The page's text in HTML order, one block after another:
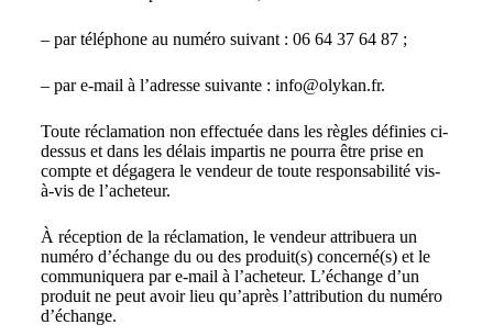
– par téléphone au numéro suivant : 06 64 37 64 87 ;
– par e-mail à l’adresse suivante : info@olykan.fr.
Toute réclamation non effectuée dans les règles définies ci-
dessus et dans les délais impartis ne pourra être prise en
compte et dégagera le vendeur de toute responsabilité vis-
à-vis de l’acheteur.
À réception de la réclamation, le vendeur attribuera un
numéro d’échange du ou des produit(s) concerné(s) et le
communiquera par e-mail à l’acheteur. L’échange d’un
produit ne peut avoir lieu qu’après l’attribution du numéro
d’échange.